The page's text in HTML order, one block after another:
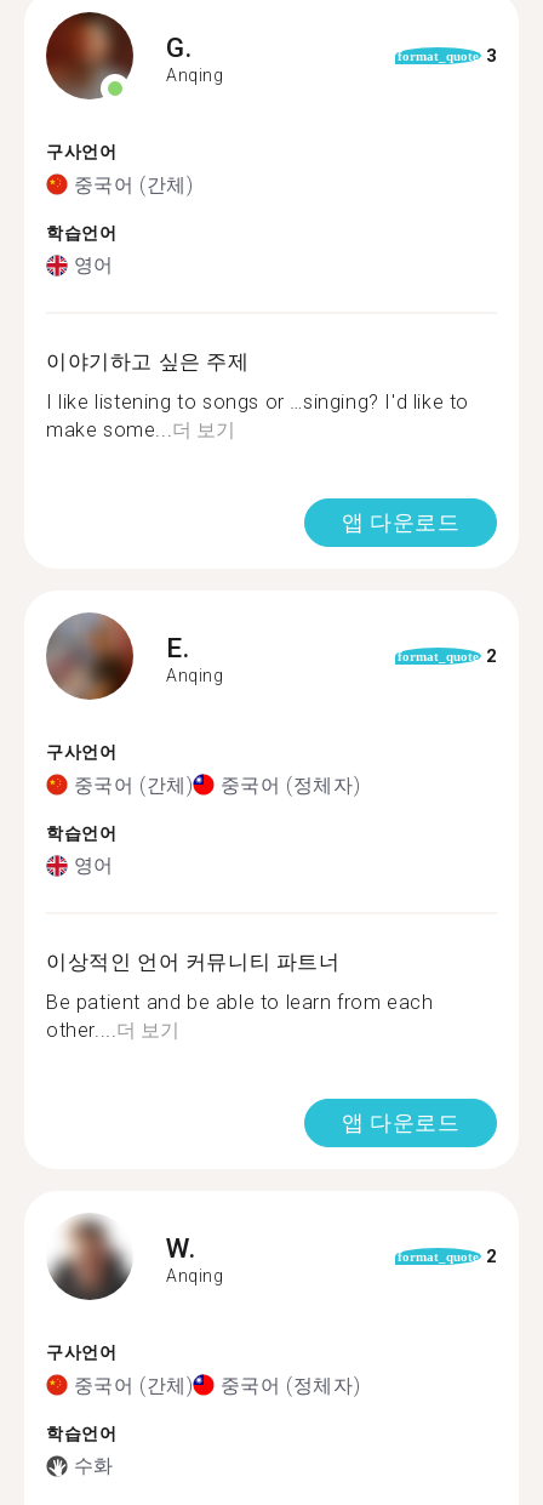
G.
Anqing
format_quote 3
구사언어
중국어 (간체)
학습언어
영어
이야기하고 싶은 주제
I like listening to songs or …singing? I'd like to
make some...더 보기
앱 다운로드
E.
Anqing
format_quote 2
구사언어
중국어 (간체) 중국어 (정체자)
학습언어
영어
이상적인 언어 커뮤니티 파트너
Be patient and be able to learn from each
other....더 보기
앱 다운로드
W.
Anqing
format_quote 2
구사언어
중국어 (간체) 중국어 (정체자)
학습언어
수화